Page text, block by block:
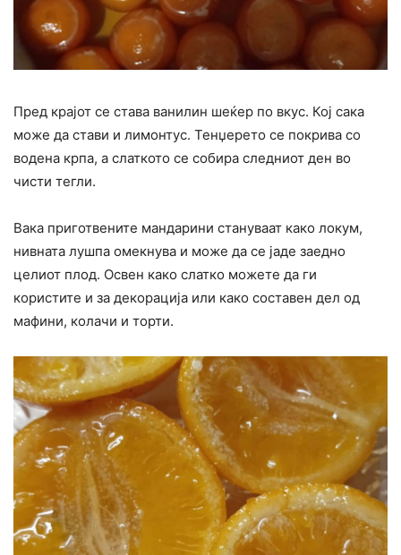
Пред крајот се става ванилин шеќер по вкус. Кој сака
може да стави и лимонтус. Тенџерето се покрива со
водена крпа, а слаткото се собира следниот ден во
чисти тегли.
Вака приготвените мандарини стануваат како локум,
нивната лушпа омекнува и може да се јаде заедно
целиот плод. Освен како слатко можете да ги
користите и за декорација или како составен дел од
мафини, колачи и торти.